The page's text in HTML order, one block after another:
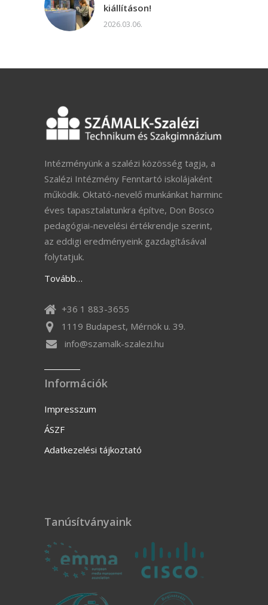
kiállításon!
2026.03.06.
Intézményünk a szalézi közösség tagja, a
Szalézi Intézmény Fenntartó iskolájaként
működik. Oktató-nevelő munkánkat harminc
éves tapasztalatunkra építve, Don Bosco
pedagógiai-nevelési értékrendje szerint,
az eddigi eredményeink gazdagításával
folytatjuk.
Tovább…
+36 1 883-3655
1119 Budapest, Mérnök u. 39.
info@szamalk-szalezi.hu
Információk
Impresszum
ÁSZF
Adatkezelési tájkoztató
Tanúsítványaink